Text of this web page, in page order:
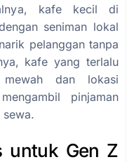
kafe kecil di
seniman lokal
pelanggan tanpa
kafe yang terlalu
dan lokasi
pinjaman
sewa.
untuk Gen Z